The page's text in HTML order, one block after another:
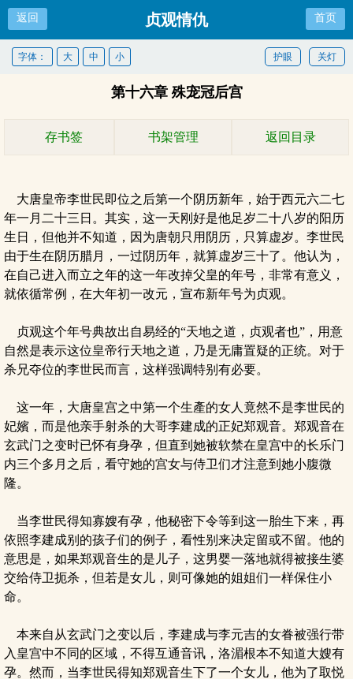
返回 贞观情仇 首页
关灯
护眼
字体： 大 中 小
第十六章 殊宠冠后宫
存书签 书架管理 返回目录
大唐皇帝李世民即位之后第一个阴历新年，始于西元六二七
年一月二十三日。其实，这一天刚好是他足岁二十八岁的阳历
生日，但他并不知道，因为唐朝只用阴历，只算虚岁。李世民
由于生在阴历腊月，一过阴历年，就算虚岁三十了。他认为，
在自己进入而立之年的这一年改掉父皇的年号，非常有意义，
就依循常例，在大年初一改元，宣布新年号为贞观。
贞观这个年号典故出自易经的“天地之道，贞观者也”，用意
自然是表示这位皇帝行天地之道，乃是无庸置疑的正统。对于
杀兄夺位的李世民而言，这样强调特别有必要。
这一年，大唐皇宫之中第一个生產的女人竟然不是李世民的
妃嬪，而是他亲手射杀的大哥李建成的正妃郑观音。郑观音在
玄武门之变时已怀有身孕，但直到她被软禁在皇宫中的长乐门
内三个多月之后，看守她的宫女与侍卫们才注意到她小腹微
隆。
当李世民得知寡嫂有孕，他秘密下令等到这一胎生下来，再
依照李建成别的孩子们的例子，看性别来决定留或不留。他的
意思是，如果郑观音生的是儿子，这男婴一落地就得被接生婆
交给侍卫扼杀，但若是女儿，则可像她的姐姐们一样保住小
命。
本来自从玄武门之变以后，李建成与李元吉的女眷被强行带
入皇宫中不同的区域，不得互通音讯，洛湄根本不知道大嫂有
孕。然而，当李世民得知郑观音生下了一个女儿，他为了取悦